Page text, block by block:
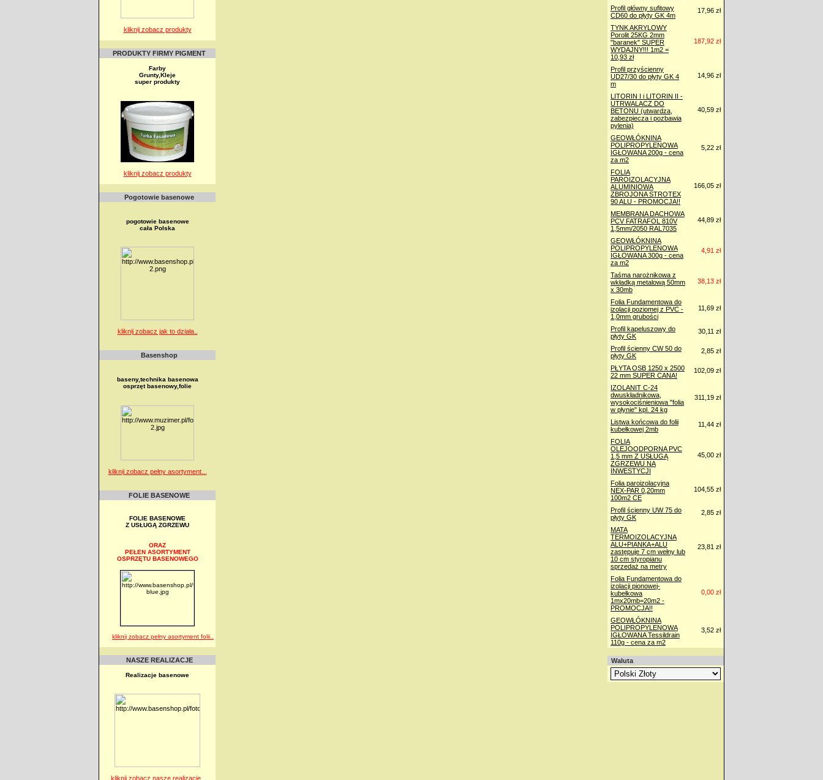
kliknij zobacz produkty
PRODUKTY FIRMY PIGMENT
Farby
Grunty,Kleje
super produkty
kliknij zobacz produkty
Pogotowie basenowe
pogotowie basenowe
cała Polska
kliknij zobacz jak to działa..
Basenshop
baseny,technika basenowa
osprzęt basenowy,folie
kliknij zobacz pełny asortyment...
FOLIE BASENOWE
FOLIE BASENOWE
Z USŁUGĄ ZGRZEWU
ORAZ
PEŁEN ASORTYMENT
OSPRZĘTU BASENOWEGO
kliknij zobacz pełny asortyment folii..
NASZE REALIZACJE
Realizacje basenowe
kliknij zobacz nasze realizacje..
Profil główny sufitowy
CD60 do płyty GK 4m
17,96 zł
TYNK AKRYLOWY
Porolit 25KG 2mm
"baranek" SUPER
WYDAJNY!!! 1m2 =
10,93 zł
187,92 zł
Profil przyścienny
UD27/30 do płyty GK 4
m
14,96 zł
LITORIN I i LITORIN II -
UTRWALACZ DO
BETONU (utwardza,
zabezpiecza i pozbawia
pylenia)
40,59 zł
GEOWŁÓKNINA
POLIPROPYLENOWA
IGŁOWANA 200g - cena
za m2
5,22 zł
FOLIA
PAROIZOLACYJNA
ALUMINIOWA
ZBROJONA STROTEX
90 ALU - PROMOCJA!!
166,05 zł
MEMBRANA DACHOWA
PCV FATRAFOL 810V
1,5mm/2050 RAL7035
44,89 zł
GEOWŁÓKNINA
POLIPROPYLENOWA
IGŁOWANA 300g - cena
za m2
4,91 zł
Taśma narożnikowa z
wkładką metalową 50mm
x 30mb
38,13 zł
Folia Fundamentowa do
izolacji poziomej z PVC -
1,0mm grubości
11,69 zł
Profil kapeluszowy do
płyty GK
30,11 zł
Profil ścienny CW 50 do
płyty GK
2,85 zł
PŁYTA OSB 1250 x 2500
22 mm SUPER CANA!
102,09 zł
IZOLANIT C-24
dwuskładnikowa,
wysokociśnieniowa "folia
w płynie" kpl. 24 kg
311,19 zł
Listwa końcowa do folii
kubełkowej 2mb
11,44 zł
FOLIA
OLEJOODPORNA PVC
1,5 mm Z USŁUGĄ
ZGRZEWU NA
INWESTYCJI
45,00 zł
Folia paroizolacyjna
NEX-PAR 0,20mm
100m2 CE
104,55 zł
Profil ścienny UW 75 do
płyty GK
2,85 zł
MATA
TERMOIZOLACYJNA
ALU+PIANKA+ALU
zastępuje 7 cm wełny lub
10 cm styropianu
sprzedaż na metry
23,81 zł
Folia Fundamentowa do
izolacji pionowej-
kubełkowa
1mx20mb=20m2 -
PROMOCJA!!
0,00 zł
GEOWŁÓKNINA
POLIPROPYLENOWA
IGŁOWANA Tessildrain
110g - cena za m2
3,52 zł
Waluta